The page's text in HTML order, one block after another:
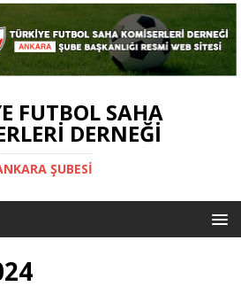
FUTBOL SAHA
DERNEĞI
ŞUBESİ